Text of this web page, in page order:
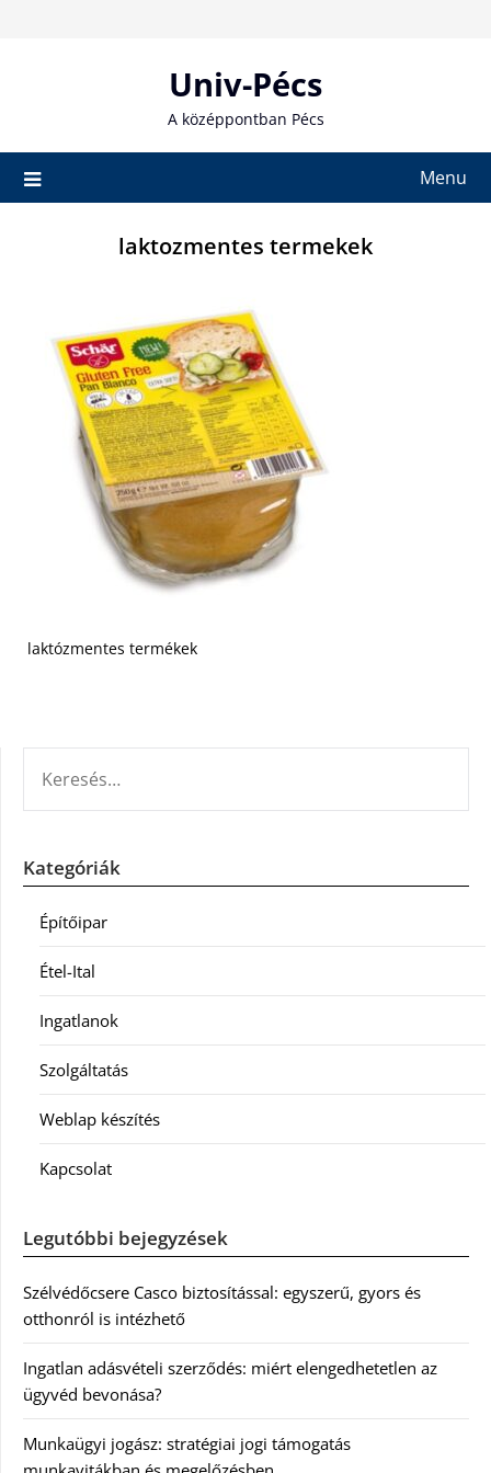
Univ-Pécs
A középpontban Pécs
Menu
laktozmentes termekek
laktózmentes termékek
Kategóriák
Építőipar
Étel-Ital
Ingatlanok
Szolgáltatás
Weblap készítés
Kapcsolat
Legutóbbi bejegyzések
Szélvédőcsere Casco biztosítással: egyszerű, gyors és
otthonról is intézhető
Ingatlan adásvételi szerződés: miért elengedhetetlen az
ügyvéd bevonása?
Munkaügyi jogász: stratégiai jogi támogatás